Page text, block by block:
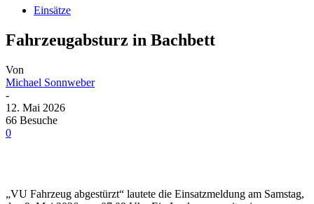
Einsätze
Fahrzeugabsturz in Bachbett
Von
Michael Sonnweber
-
12. Mai 2026
66 Besuche
0
„VU Fahrzeug abgestürzt“ lautete die Einsatzmeldung am Samstag,